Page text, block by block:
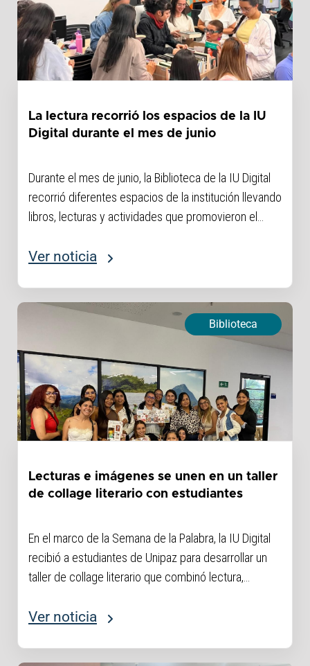
La lectura recorrió los espacios de la IU
Digital durante el mes de junio
Durante el mes de junio, la Biblioteca de la IU Digital
recorrió diferentes espacios de la institución llevando
libros, lecturas y actividades que promovieron el
comunidad universitaria a descubrir nuevas
Ver noticia
Biblioteca
Lecturas e imágenes se unen en un taller
de collage literario con estudiantes
En el marco de la Semana de la Palabra, la IU Digital
recibió a estudiantes de Unipaz para desarrollar un
taller de collage literario que combinó lectura,
historia de la lectura”...
Ver noticia